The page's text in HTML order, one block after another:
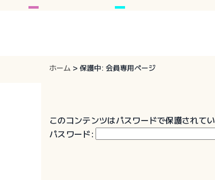
ホーム > 保護中: 会員専用ページ
このコンテンツはパスワードで保護されて
パスワード: